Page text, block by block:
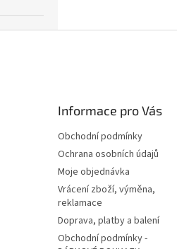
Informace pro Vás
Obchodní podmínky
Ochrana osobních údajů
Moje objednávka
Vrácení zboží, výměna,
reklamace
Doprava, platby a balení
Obchodní podmínky -